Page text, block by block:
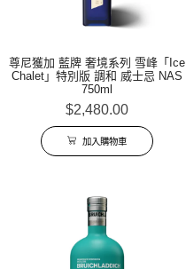
尊尼獲加 藍牌 奢境系列 雪峰「Ice
Chalet」特別版 調和 威士忌 NAS
750ml
$2,480.00
加入購物車